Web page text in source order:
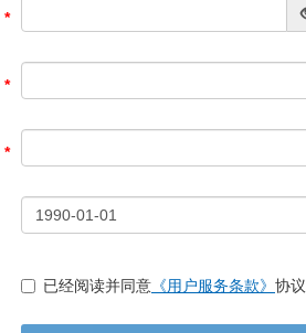
已经阅读并同意 《用户服务条款》 协议